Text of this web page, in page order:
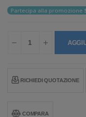
Partecipa alla promozione
RICHIEDI QUOTAZIONE
COMPARA